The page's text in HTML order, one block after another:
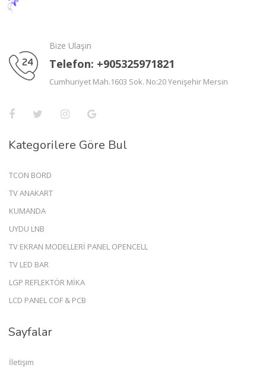
Bize Ulaşın
Telefon: +905325971821
Cumhuriyet Mah.1603 Sok. No:20 Yenişehir Mersin
Kategorilere Göre Bul
TCON BORD
TV ANAKART
KUMANDA
UYDU LNB
TV EKRAN MODELLERİ PANEL OPENCELL
TV LED BAR
LGP REFLEKTÖR MİKA
LCD PANEL COF & PCB
Sayfalar
İletişim